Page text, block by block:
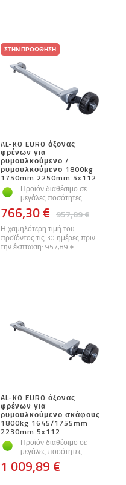
ΣΤΗΝ ΠΡΟΏΘΗΣΗ
AL-KO EURO άξονας
φρένων για
ρυμουλκούμενο /
ρυμουλκούμενο 1800kg
1750mm 2250mm 5x112
Προϊόν διαθέσιμο σε
μεγάλες ποσότητες
957,89 €
766,30 €
Η χαμηλότερη τιμή του
προϊόντος τις 30 ημέρες πριν
την έκπτωση: 957,89 €
AL-KO EURO άξονας
φρένων για
ρυμουλκούμενο σκάφους
1800kg 1645/1755mm
2230mm 5x112
Προϊόν διαθέσιμο σε
μεγάλες ποσότητες
1 009,89 €